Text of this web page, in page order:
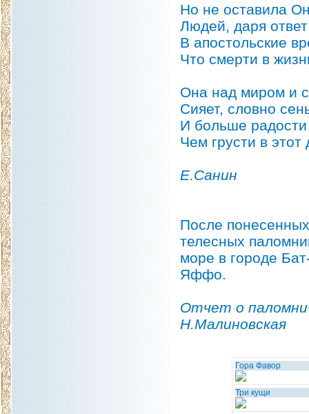
Но не оставила
Людей, даря ответ
В апостольские
Что смерти в
Она над миром и
Сияет, словно
И больше
Чем грусти в этот
Е.Санин
После
телесных
море в городе
Яффо.
Отчет о
Н.Малиновская
Гора Фавор
Три кущи